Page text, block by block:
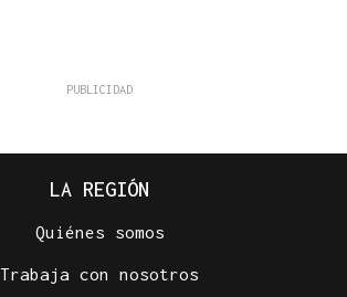
LA REGIÓN
Quiénes somos
Trabaja con nosotros